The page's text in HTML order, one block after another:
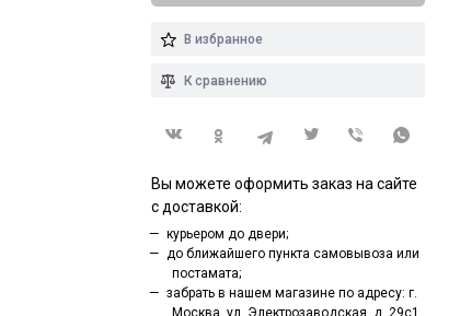
В избранное
К сравнению
Вы можете оформить заказ на сайте
с доставкой:
курьером до двери;
до ближайшего пункта самовывоза или
постамата;
забрать в нашем магазине по адресу: г.